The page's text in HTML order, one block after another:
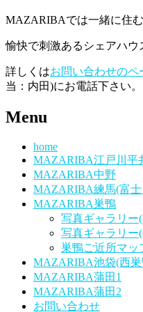
MAZARIBAでは一緒に住
愉快で刺激あるシェアハウ
詳しくはお問い合わせのペ
当：内田)にお電話下さい。
Menu
home
MAZARIBA江戸川平
MAZARIBA中野
MAZARIBA練馬(富
MAZARIBA巣鴨
写真ギャラリー
写真ギャラリー
巣鴨ご近所マッ
MAZARIBA池袋(西
MAZARIBA蒲田1
MAZARIBA蒲田2
お問い合わせ